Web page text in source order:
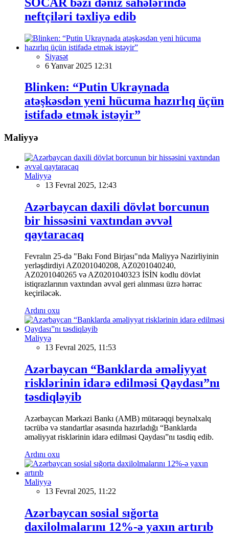
neftçiləri təxliyə edib
Siyasət
6 Yanvar 2025 12:31
Blinken: “Putin Ukraynada
atəşkəsdən yeni hücuma hazırlıq üçün
istifadə etmək istəyir”
Maliyyə
Maliyyə
13 Fevral 2025, 12:43
Azərbaycan daxili dövlət borcunun
bir hissəsini vaxtından əvvəl
qaytaracaq
Fevralın 25-də "Bakı Fond Birjası"nda Maliyyə Nazirliyinin
yerləşdirdiyi AZ0201040208, AZ0201040240,
AZ0201040265 və AZ0201040323 İSİN kodlu dövlət
istiqrazlarının vaxtından əvvəl geri alınması üzrə hərrac
keçiriləcək.
Ardını oxu
Maliyyə
13 Fevral 2025, 11:53
Azərbaycan “Banklarda əməliyyat
risklərinin idarə edilməsi Qaydası”nı
təsdiqləyib
Azərbaycan Mərkəzi Bankı (AMB) mütərəqqi beynəlxalq
təcrübə və standartlar əsasında hazırladığı “Banklarda
əməliyyat risklərinin idarə edilməsi Qaydası”nı təsdiq edib.
Ardını oxu
Maliyyə
13 Fevral 2025, 11:22
Azərbaycan sosial sığorta
daxilolmalarını 12%-ə yaxın artırıb